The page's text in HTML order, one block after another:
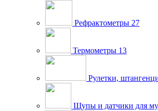
Рефрактометры 27
Термометры 13
Рулетки,
Щупы и датчики для